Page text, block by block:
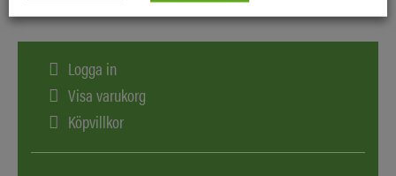
Logga in
Visa varukorg
Köpvillkor